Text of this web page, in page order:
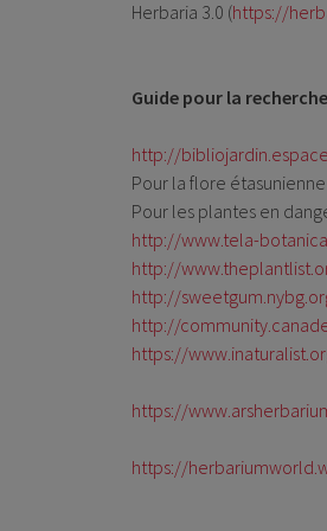
Herbaria 3.0 (https://
Guide pour la
http://
Pour la flore
Pour les plantes en
http://www.tela-
http://
http://
http://
https://
https://
https://